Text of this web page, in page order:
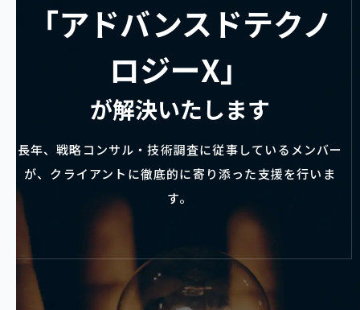
「アドバンスドテクノ
ロジーX」
が解決いたします
長年、戦略コンサル・技術調査に従事しているメンバー
が、クライアントに徹底的に寄り添った支援を行いま
す。